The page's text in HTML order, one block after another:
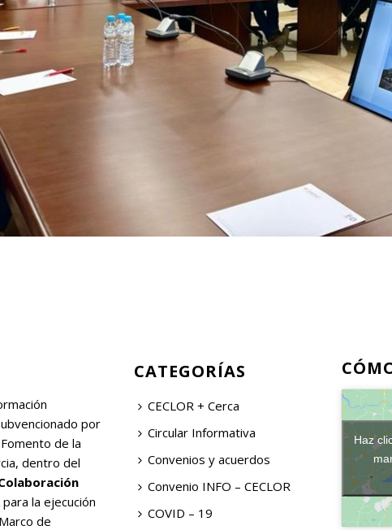
por
de la
dentro del
para la ejecución
de
CATEGORÍAS
CECLOR + Cerca
Circular Informativa
Convenios y acuerdos
Convenio INFO – CECLOR
COVID – 19
Haz